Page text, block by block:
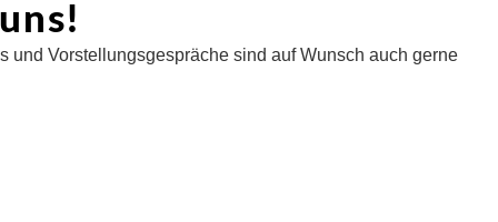
und Vorstellungsgespräche sind auf Wunsch auch gerne